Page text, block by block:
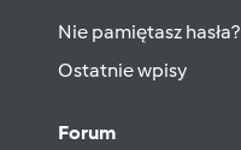
Nie pamiętasz hasła?
Ostatnie wpisy
Forum